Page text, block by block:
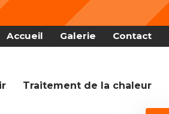
Nous
Accueil Galerie
Contact
Traitement de la chaleur